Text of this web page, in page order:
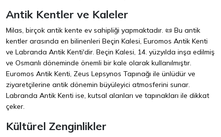
Antik Kentler ve Kaleler
Milas, birçok antik kente ev sahipliği yapmaktadır. 📜 Bu antik
kentler arasında en bilinenleri Beçin Kalesi, Euromos Antik Kenti
ve Labranda Antik Kenti'dir. Beçin Kalesi, 14. yüzyılda inşa edilmiş
ve Osmanlı döneminde önemli bir kale olarak kullanılmıştır.
Euromos Antik Kenti, Zeus Lepsynos Tapınağı ile ünlüdür ve
ziyaretçilerine antik dönemin büyüleyici atmosferini sunar.
Labranda Antik Kenti ise, kutsal alanları ve tapınakları ile dikkat
çeker.
Kültürel Zenginlikler